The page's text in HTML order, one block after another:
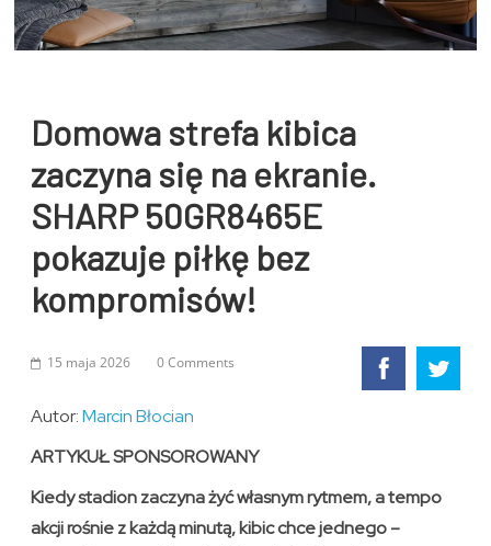
Domowa strefa kibica
zaczyna się na ekranie.
SHARP 50GR8465E
pokazuje piłkę bez
kompromisów!
15 maja 2026 0 Comments
Autor:Marcin Błocian
ARTYKUŁ SPONSOROWANY
Kiedy stadion zaczyna żyć własnym rytmem, a tempo
akcji rośnie z każdą minutą, kibic chce jednego –